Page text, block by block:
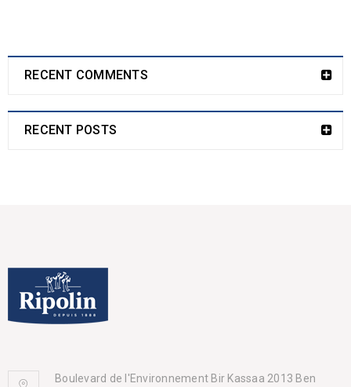
RECENT COMMENTS
RECENT POSTS
Boulevard de l'Environnement Bir Kassaa 2013 Ben